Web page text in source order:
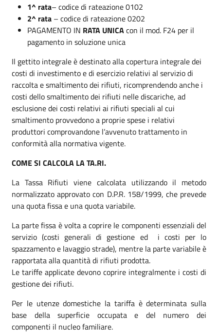
1^ rata– codice di rateazione 0102
2^ rata – codice di rateazione 0202
PAGAMENTO IN RATA UNICAcon il mod. F24 per il
pagamento in soluzione unica
Il gettito integrale è destinato alla copertura integrale dei
costi di investimento e di esercizio relativi al servizio di
raccolta e smaltimento dei rifiuti, ricomprendendo anche i
costi dello smaltimento dei rifiuti nelle discariche, ad
esclusione dei costi relativi ai rifiuti speciali al cui
smaltimento provvedono a proprie spese i relativi
produttori comprovandone l’avvenuto trattamento in
conformità alla normativa vigente.
COME SI CALCOLA LA TA.RI.
La Tassa Rifiuti viene calcolata utilizzando il metodo
normalizzato approvato con D.P.R. 158/1999, che prevede
una quota fissa e una quota variabile.
La parte fissa è volta a coprire le componenti essenziali del
servizio (costi generali di gestione ed i costi per lo
spazzamento e lavaggio strade), mentre la parte variabile è
rapportata alla quantità di rifiuti prodotta.
Le tariffe applicate devono coprire integralmente i costi di
gestione dei rifiuti.
Per le utenze domestiche la tariffa è determinata sulla
base della superficie occupata e del numero dei
componenti il nucleo familiare.